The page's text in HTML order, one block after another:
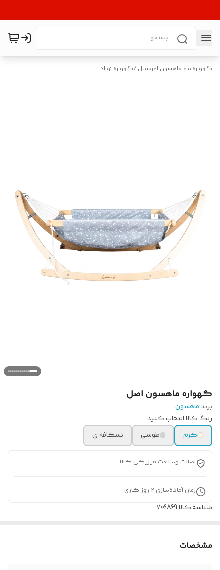
گهواره ننو ماهسون اورجینال./گهواره نوزاد
گهواره ماهسون اصل
برند:ماهسون
رنگ کالا انتخاب کنید
کرم
طوسی نسکافه ی
اصالت وسلامت فیزیکی کالا
زمان آماده‌سازی 2 روز کاری
شناسه کالا706869
مشخصات